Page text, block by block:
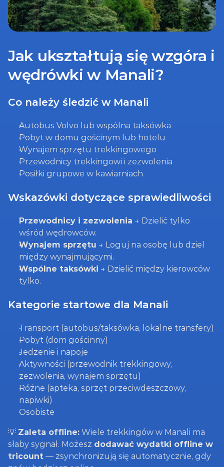
Jak ukształtują się wzgóra i
wędrówki w Manali?
Co należy śledzić w Manali
Autobus Volvo lub wspólna taksówka
Pobyt w domu gościnym lub hotelu
Wynajem sprzętu trekkingowego
Przewodnicy trekkingowi i zezwolenia
Posiłki grupowe w kawiarniach
Wskazówki dotyczące sprawiedliwości
Przewodnicy i zezwolenia → Dzielić tylko
wśród wędrowców.
Wynajem sprzętu → Loguj na osobę lub dziel
między wynajmującymi.
Wspólne taksówki → Dzielić między kierowców
tylko.
Kategorie startowe dla Manali
Transport (autobus/taksówka, lokalne transfery)
Pobyt (dom gościnny)
Jedzenie i napoje
Aktywności (przewodnik trekkingowy,
zezwolenia, wynajem sprzętu)
Różne (apteka, sprzęt przeciwdeszczowy,
napiwki)
Osobiste
💡 Zaleta offline: Wiele trekkingów w Manali ma
słaby sygnał. Możesz dodawać wydatki offline w
tricount — zsynchronizują się automatycznie, gdy